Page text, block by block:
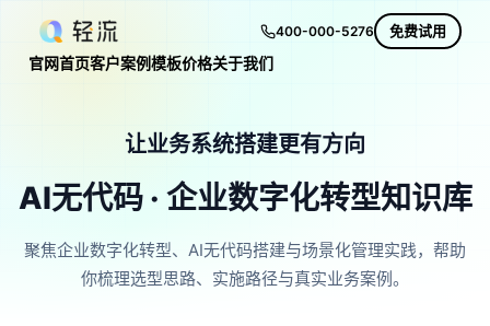
400-000-5276 免费试用
官网首页客户案例模板价格关于我们
让业务系统搭建更有方向
AI无代码 · 企业数字化转型知识库
聚焦企业数字化转型、AI无代码搭建与场景化管理实践，帮助
你梳理选型思路、实施路径与真实业务案例。